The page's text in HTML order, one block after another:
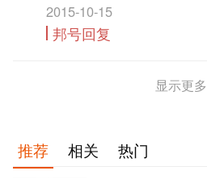
2015-10-15
邦号回复
显示更多
推荐 相关
热门